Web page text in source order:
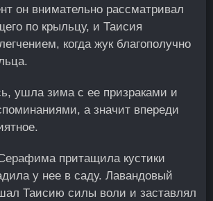
он внимательно рассматривал
по крыльцу, и Таисия
когда жук благополучно
ушла зима с ее призраками и
а значит впереди
притащила кустики
у нее в саду. Лавандовый
Таисию силы воли и заставлял